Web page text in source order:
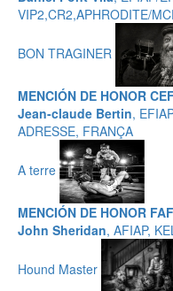
VIP2,CR2,APHRODITE/
BON TRAGINER
MENCIÓN DE HONOR
Jean-claude Bertin,
ADRESSE, FRANÇA
A terre
MENCIÓN DE HONOR FAF
John Sheridan, AFIAP,
Hound Master